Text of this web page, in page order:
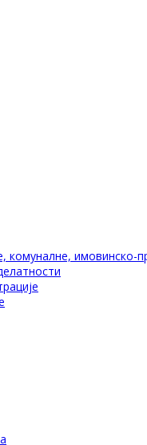
имовинско-